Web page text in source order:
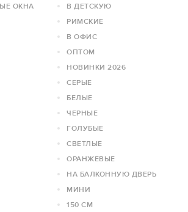
ОКНА
В ДЕТСКУЮ
РИМСКИЕ
В ОФИС
ОПТОМ
НОВИНКИ 2026
СЕРЫЕ
БЕЛЫЕ
ЧЕРНЫЕ
ГОЛУБЫЕ
СВЕТЛЫЕ
ОРАНЖЕВЫЕ
НА БАЛКОННУЮ ДВЕРЬ
МИНИ
150 СМ